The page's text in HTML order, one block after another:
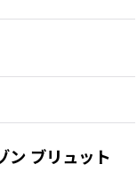
ン ブリュット